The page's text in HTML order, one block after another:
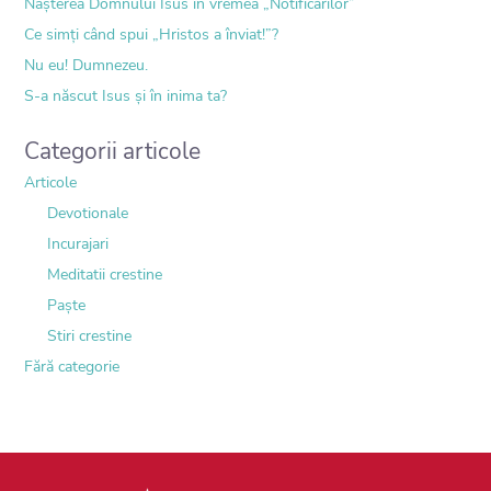
Ce simți când spui „Hristos a înviat!”?
Nu eu! Dumnezeu.
S-a născut Isus și în inima ta?
Categorii articole
Articole
Devotionale
Incurajari
Meditatii crestine
Paște
Stiri crestine
Fără categorie